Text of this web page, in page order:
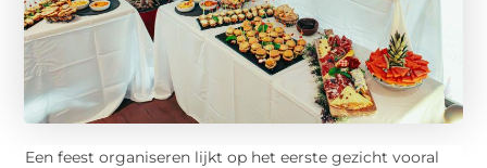
Een feest organiseren lijkt op het eerste gezicht vooral